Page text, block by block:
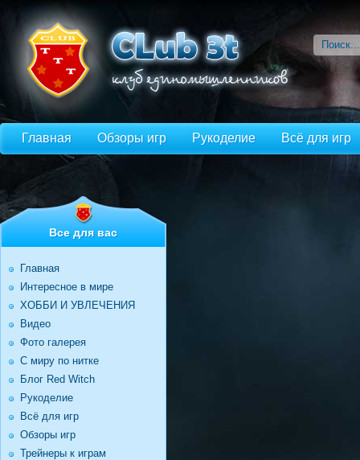
Главная Обзоры игр Рукоделие Всё для игр
Все для вас
Главная
Интересное в мире
ХОББИ И УВЛЕЧЕНИЯ
Видео
Фото галерея
С миру по нитке
Блог Red Witch
Рукоделие
Всё для игр
Обзоры игр
Трейнеры к играм